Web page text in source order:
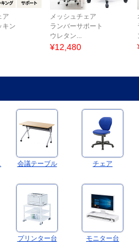
ア
キン
メッシュチェア
ランバーサポート
ウレタン...
¥12,480
会議テーブル チェア
プリンター台 モニター台